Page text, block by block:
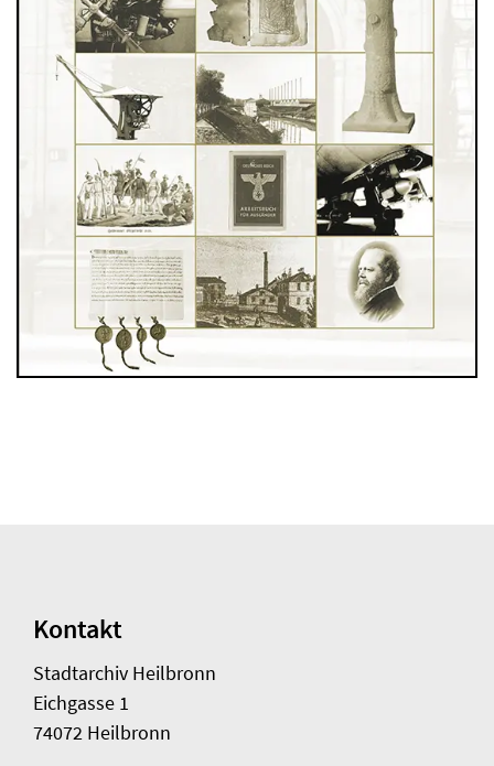
Kontakt
Stadtarchiv Heilbronn
Eichgasse 1
74072 Heilbronn